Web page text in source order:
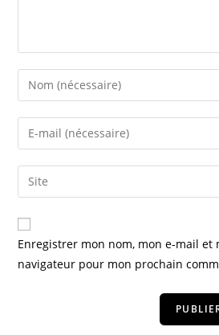
Enregistrer mon nom, mon e-mail et
navigateur pour mon prochain